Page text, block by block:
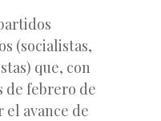
(socialistas,
que, con
de febrero de
el avance de